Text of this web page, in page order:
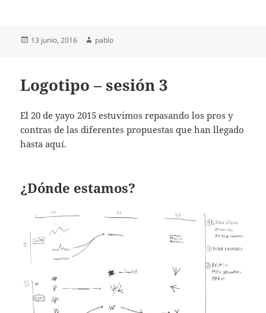
Publicado
13 junio, 2016 Autor
pablo
Logotipo – sesión 3
El 20 de yayo 2015 estuvimos repasando los pros y
contras de las diferentes propuestas que han llegado
hasta aquí.
¿Dónde estamos?